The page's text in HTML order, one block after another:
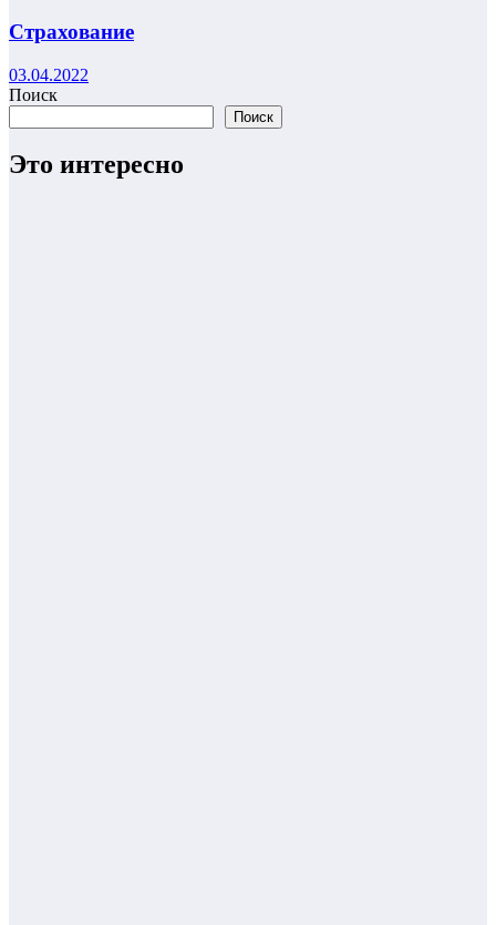
Страхование
03.04.2022
Поиск
Поиск
Это интересно